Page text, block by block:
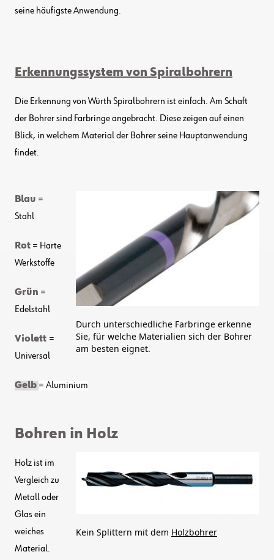
seine häufigste Anwendung.
Erkennungssystem von Spiralbohrern
Die Erkennung von Würth Spiralbohrern ist einfach. Am Schaft
der Bohrer sind Farbringe angebracht. Diese zeigen auf einen
Blick, in welchem Material der Bohrer seine Hauptanwendung
findet.
Durch unterschiedliche Farbringe erkenne
Sie, für welche Materialien sich der Bohrer
am besten eignet.
Blau =
Stahl
Rot = Harte
Werkstoffe
Grün =
Edelstahl
Violett =
Universal
Gelb = Aluminium
Bohren in Holz
Kein Splittern mit dem Holzbohrer
Holz ist im
Vergleich zu
Metall oder
Glas ein
weiches
Material.